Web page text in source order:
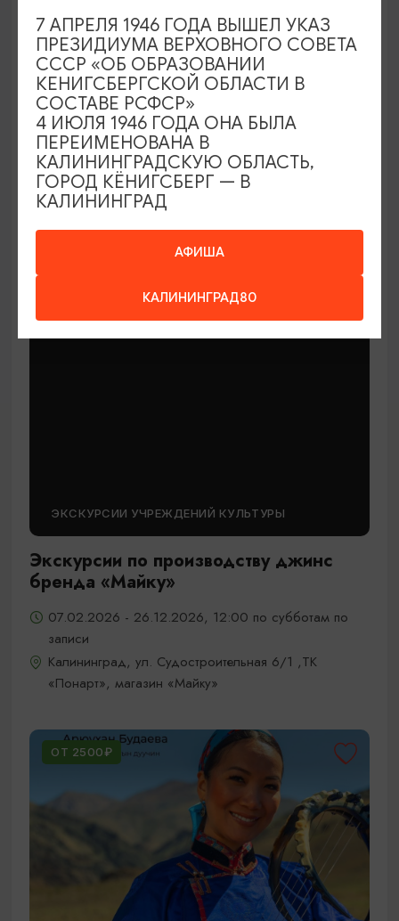
МАСТЕР-КЛАССЫ
Мастер-классы по керамике Елены
Бодяковой
Калининград, ул. Баранова, 45
ЭКСКУРСИИ УЧРЕЖДЕНИЙ КУЛЬТУРЫ
Экскурсии по производству джинс
бренда «Майку»
07.02.2026 - 26.12.2026, 12:00 по субботам по
записи
Калининград, ул. Судостроительная 6/1 ,ТК
«Понарт», магазин «Майку»
ОТ 2500₽
АФИША
КАЛИНИНГРАД80
7 АПРЕЛЯ 1946 ГОДА ВЫШЕЛ УКАЗ
ПРЕЗИДИУМА ВЕРХОВНОГО СОВЕТА
СССР «ОБ ОБРАЗОВАНИИ
КЕНИГСБЕРГСКОЙ ОБЛАСТИ В
СОСТАВЕ РСФСР»
4 ИЮЛЯ 1946 ГОДА ОНА БЫЛА
ПЕРЕИМЕНОВАНА В
КАЛИНИНГРАДСКУЮ ОБЛАСТЬ,
ГОРОД КЁНИГСБЕРГ — В
КАЛИНИНГРАД